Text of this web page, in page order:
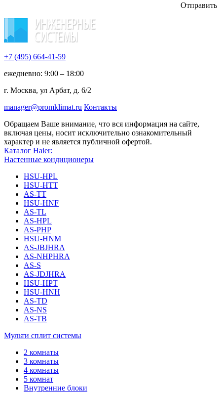
Отправить
+7 (495) 664-41-59
ежедневно: 9:00 – 18:00
г. Москва, ул Арбат, д. 6/2
manager@promklimat.ru Контакты
Обращаем Ваше внимание, что вся информация на сайте,
включая цены, носит исключительно ознакомительный
характер и не является публичной офертой.
Каталог Haier:
Настенные кондиционеры
HSU-HPL
HSU-HTT
AS-TT
HSU-HNF
AS-TL
AS-HPL
AS-PHP
HSU-HNM
AS-JBJHRA
AS-NHPHRA
AS-S
AS-JDJHRA
HSU-HPT
HSU-HNH
AS-TD
AS-NS
AS-TB
Мульти сплит системы
2 комнаты
3 комнаты
4 комнаты
5 комнат
Внутренние блоки